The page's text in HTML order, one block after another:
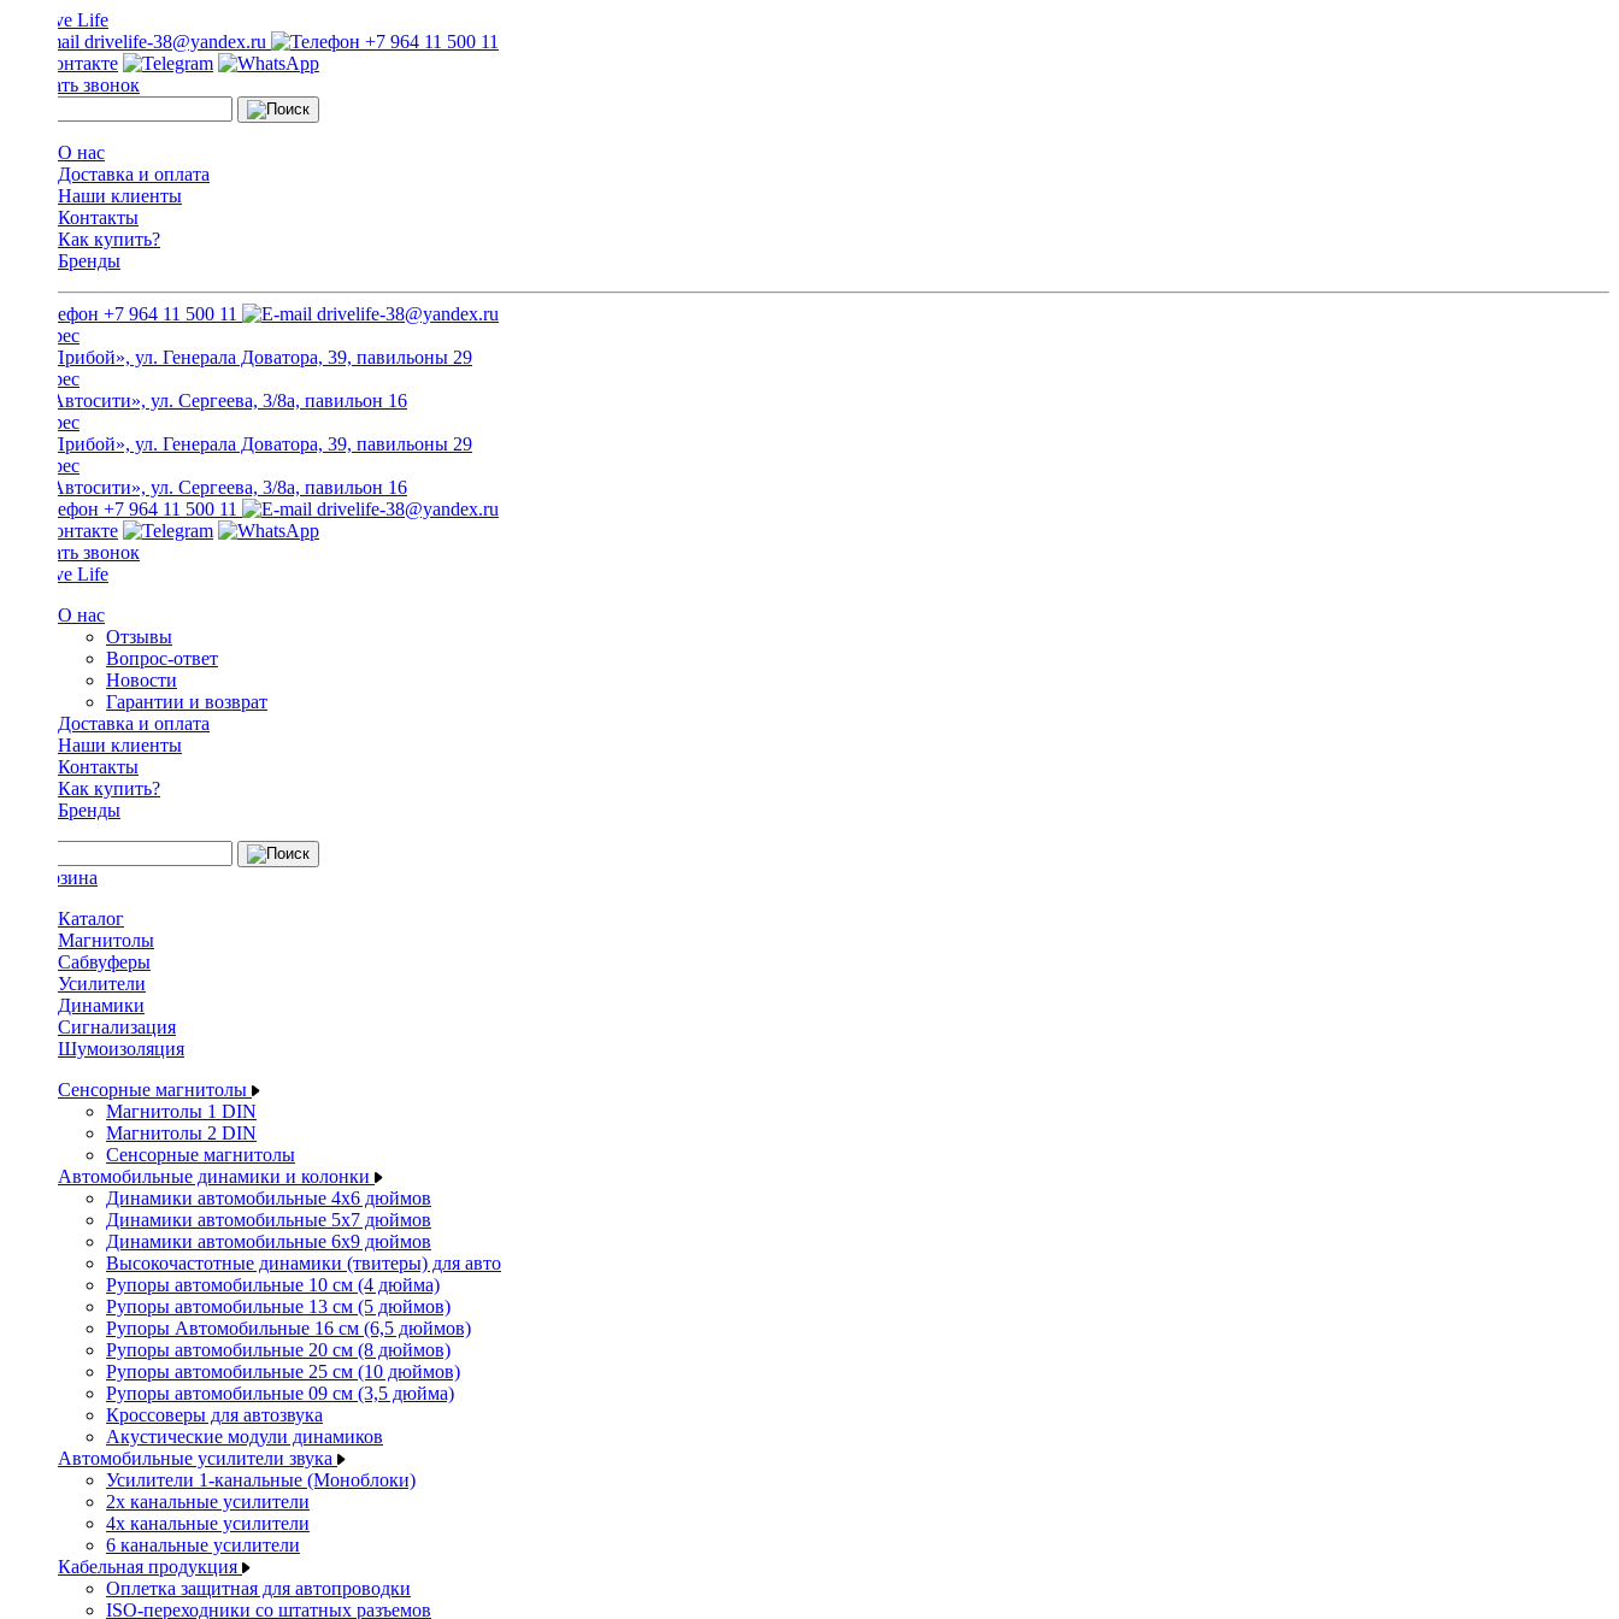
drivelife-38@yandex.ru +7 964 11 500 11
Заказать звонок
О нас
Доставка и оплата
Наши клиенты
Контакты
Как купить?
Бренды
+7 964 11 500 11 drivelife-38@yandex.ru
ТЦ «Прибой», ул. Генерала Доватора, 39, павильоны 29
ТЦ «Автосити», ул. Сергеева, 3/8а, павильон 16
ТЦ «Прибой», ул. Генерала Доватора, 39, павильоны 29
ТЦ «Автосити», ул. Сергеева, 3/8а, павильон 16
+7 964 11 500 11
drivelife-38@yandex.ru
Заказать звонок
О нас
Отзывы
Вопрос-ответ
Новости
Гарантии и возврат
Доставка и оплата
Наши клиенты
Контакты
Как купить?
Бренды
Каталог
Магнитолы
Сабвуферы
Усилители
Динамики
Сигнализация
Шумоизоляция
Сенсорные магнитолы
Магнитолы 1 DIN
Магнитолы 2 DIN
Сенсорные магнитолы
Автомобильные динамики и колонки
Динамики автомобильные 4x6 дюймов
Динамики автомобильные 5x7 дюймов
Динамики автомобильные 6x9 дюймов
Высокочастотные динамики (твитеры) для авто
Рупоры автомобильные 10 см (4 дюйма)
Рупоры автомобильные 13 см (5 дюймов)
Рупоры Автомобильные 16 см (6,5 дюймов)
Рупоры автомобильные 20 см (8 дюймов)
Рупоры автомобильные 25 см (10 дюймов)
Рупоры автомобильные 09 см (3,5 дюйма)
Кроссоверы для автозвука
Акустические модули динамиков
Автомобильные усилители звука
Усилители 1-канальные (Моноблоки)
2х канальные усилители
4х канальные усилители
6 канальные усилители
Кабельная продукция
Оплетка защитная для автопроводки
ISO-переходники со штатных разъемов